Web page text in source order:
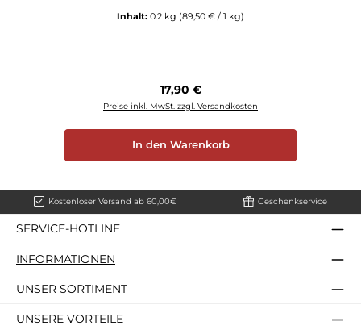
Inhalt: 0.2 kg (89,50 € / 1 kg)
Regulärer Preis:
17,90 €
Preise inkl. MwSt. zzgl. Versandkosten
In den Warenkorb
Kostenloser Versand ab 60,00€ Geschenkservice
SERVICE-HOTLINE
INFORMATIONEN
UNSER SORTIMENT
UNSERE VORTEILE